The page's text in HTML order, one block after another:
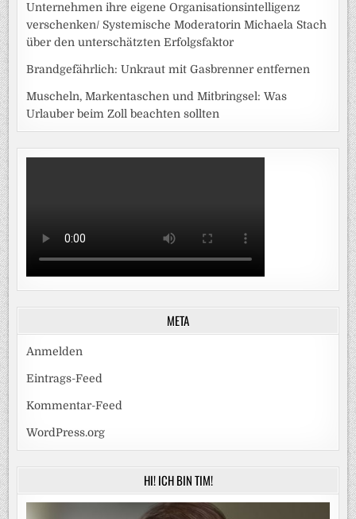
Unternehmen ihre eigene Organisationsintelligenz
verschenken/ Systemische Moderatorin Michaela Stach
über den unterschätzten Erfolgsfaktor
Brandgefährlich: Unkraut mit Gasbrenner entfernen
Muscheln, Markentaschen und Mitbringsel: Was
Urlauber beim Zoll beachten sollten
META
Anmelden
Eintrags-Feed
Kommentar-Feed
WordPress.org
HI! ICH BIN TIM!